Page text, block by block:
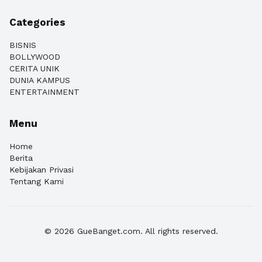
Categories
BISNIS
BOLLYWOOD
CERITA UNIK
DUNIA KAMPUS
ENTERTAINMENT
Menu
Home
Berita
Kebijakan Privasi
Tentang Kami
© 2026 GueBanget.com. All rights reserved.